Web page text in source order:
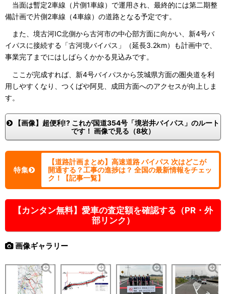
当面は暫定2車線（片側1車線）で運用され、最終的には第二期整
備計画で片側2車線（4車線）の道路となる予定です。
また、境古河IC北側から古河市の中心部方面に向かい、新4号バ
イパスに接続する「古河境バイパス」（延長3.2km）も計画中で、
事業完了までにはしばらくかかる見込みです。
ここが完成すれば、新4号バイパスから茨城県方面の圏央道を利
用しやすくなり、つくばや阿見、成田方面へのアクセスが向上しま
す。
【画像】超便利!? これが国道354号「境岩井バイパス」のルート
です！ 画像で見る（8枚）
特集
【道路計画まとめ】高速道路 バイパス 次はどこが
開通する？工事の進捗は？ 全国の最新情報をチェッ
ク！【記事一覧】
【カンタン無料】愛車の査定額を確認する（PR・外
部リンク）
画像ギャラリー